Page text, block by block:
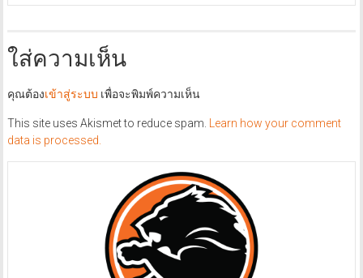
ใส่ความเห็น
คุณต้องเข้าสู่ระบบ เพื่อจะพิมพ์ความเห็น
This site uses Akismet to reduce spam.
Learn how your comment
data is processed.